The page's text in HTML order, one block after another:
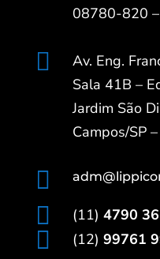
08780-820

Av. Eng.
Sala 41B –
Jardim São
Campos/SP

 (11) 4790
 (12) 99761